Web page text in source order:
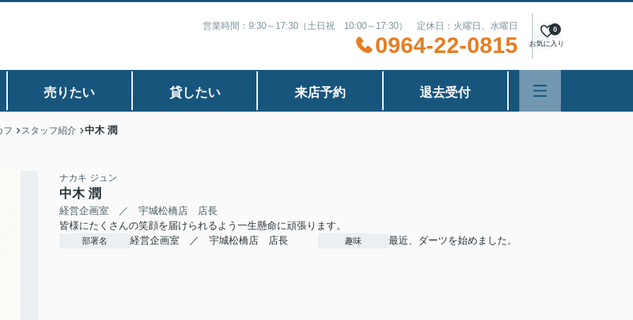
営業時間：9:30～17:30（土日祝 10:00～17:30） 定休日：火曜日、水曜日
0964-22-0815 お気に入り
0
売りたい 貸したい 来店予約 退去受付
フ スタッフ紹介 中木 潤
ナカキ ジュン
中木 潤
経営企画室 ／ 宇城松橋店 店長
皆様にたくさんの笑顔を届けられるよう一生懸命に頑張ります。
部署名 経営企画室 ／ 宇城松橋店 店長 趣味 最近、ダーツを始めました。